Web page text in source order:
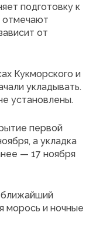
подготовку к
отмечают
от
Кукморского и
укладывать.
установлены.
первой
а укладка
— 17 ноября
ближайший
морось и ночные